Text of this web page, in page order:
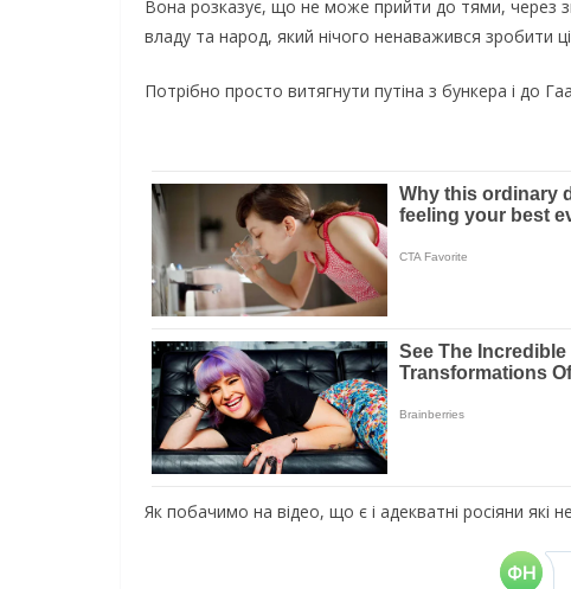
Вона розказує, що не може прийти до тями, через
владу та народ, який нічого ненаважився зробити
Потрібно просто витягнути путіна з бункера і до
Як побачимо на відео, що є і адекватні росіяни які